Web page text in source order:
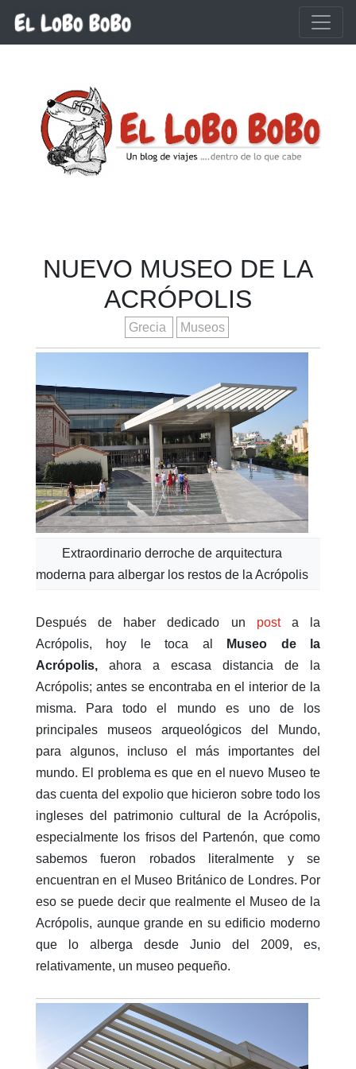
Ir al contenido principal
NUEVO MUSEO DE LA
ACRÓPOLIS
Grecia Museos
Extraordinario derroche de arquitectura
moderna para albergar los restos de la Acrópolis
Después de haber dedicado un posta la
Acrópolis, hoy le toca al
Museo de la
Acrópolis, ahora a escasa distancia de la
Acrópolis; antes se encontraba en el interior de la
misma. Para todo el mundo es uno de los
principales museos arqueológicos del Mundo,
para algunos, incluso el más importantes del
mundo. El problema es que en el nuevo Museo te
das cuenta del expolio que hicieron sobre todo los
ingleses del patrimonio cultural de la Acrópolis,
especialmente los frisos del Partenón, que como
sabemos fueron robados literalmente y se
encuentran en el Museo Británico de Londres. Por
eso se puede decir que realmente el Museo de la
Acrópolis, aunque grande en su edificio moderno
que lo alberga desde Junio del 2009, es,
relativamente, un museo pequeño.